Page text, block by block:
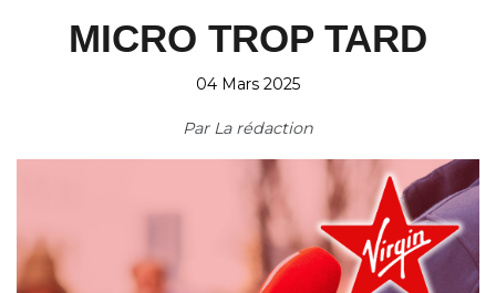
MICRO TROP TARD
04 Mars 2025
Par La rédaction